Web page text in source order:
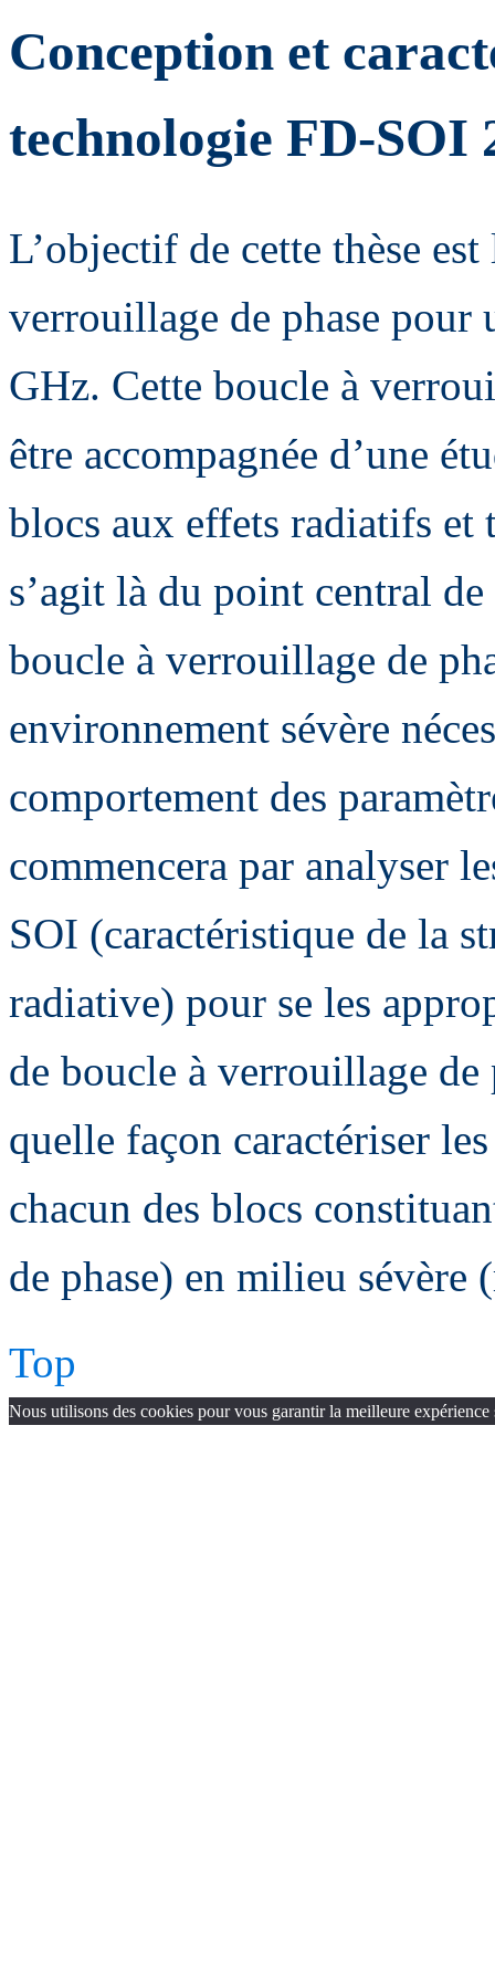
Conception et
technologie FD-SOI
L’objectif de cette thèse
verrouillage de phase pour
GHz. Cette boucle à
être accompagnée d’une
blocs aux effets radiatifs
s’agit là du point central
boucle à verrouillage de
environnement sévère
comportement des
commencera par analyser
SOI (caractéristique de la
radiative) pour se les
de boucle à verrouillage de
quelle façon caractériser
chacun des blocs
de phase) en milieu sévère
Top
Nous utilisons des cookies pour vous garantir la meilleure expérience